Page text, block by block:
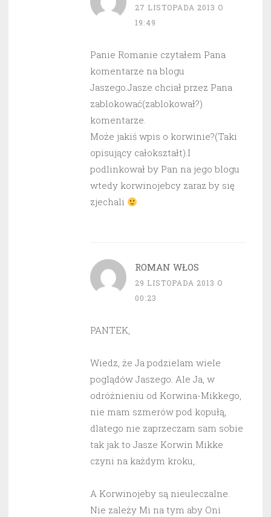
27 LISTOPADA 2013 O
19:49
Panie Romanie czytałem Pana
komentarze na blogu
Jaszego.Jasze chciał przez Pana
zablokować(zablokował?)
komentarze.
Może jakiś wpis o korwinie?(Taki
opisujący całokształt).I
podlinkował by Pan na jego blogu
wtedy korwinojebcy zaraz by się
zjechali
ROMAN WŁOS
29 LISTOPADA 2013 O
00:23
PANTEK,
Wiedz, że Ja podzielam wiele
poglądów Jaszego. Ale Ja, w
odróżnieniu od Korwina-Mikkego,
nie mam szmerów pod kopułą,
dlatego nie zaprzeczam sam sobie
tak jak to Jasze Korwin Mikke
czyni na każdym kroku,.
A Korwinojeby są nieuleczalne.
Nie zależy Mi na tym aby Oni